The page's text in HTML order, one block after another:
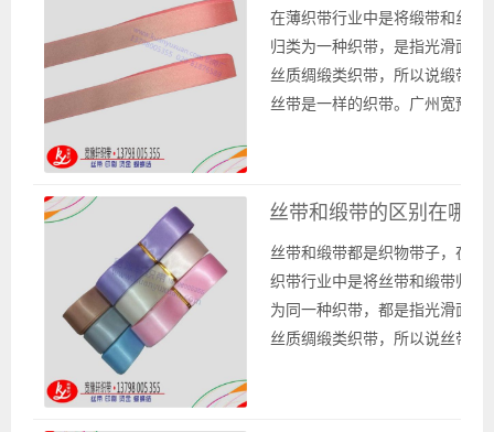
和高密度涤纶缎带。 丝带和
缎带从纺织原料方面来说也
没有不同，一般是采用涤纶
纱线或是尼龙纱线、丙纶纱
在薄织带行业中是将缎带和丝带
归类为一种织带，是指光滑面的
丝质绸缎类织带，所以说缎带和
丝带是一样的织带。广州宽豫轩
供定制服务。 缎带和丝带的质
地是相同的。丝带和缎带一般是
采用涤纶纱线或是尼龙纱线、腈
纶等材料的纱线织...
丝带和缎带的区别在哪里
丝带和缎带都是织物带子，在薄
织带行业中是将丝带和缎带归类
为同一种织带，都是指光滑面的
丝质绸缎类织带，所以说丝带和